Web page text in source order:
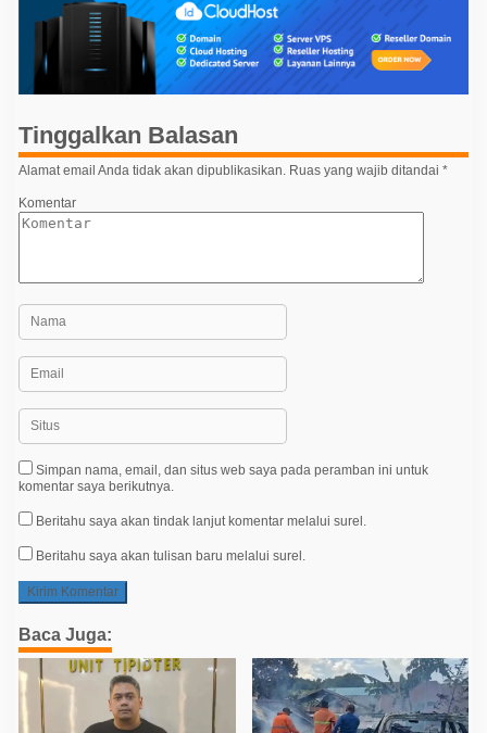
i
p
o
s
Tinggalkan Balasan
Alamat email Anda tidak akan dipublikasikan. Ruas yang wajib ditandai *
Komentar
Simpan nama, email, dan situs web saya pada peramban ini untuk
komentar saya berikutnya.
Beritahu saya akan tindak lanjut komentar melalui surel.
Beritahu saya akan tulisan baru melalui surel.
Baca Juga: